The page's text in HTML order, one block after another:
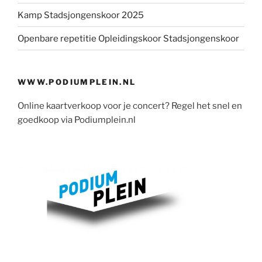
Kamp Stadsjongenskoor 2025
Openbare repetitie Opleidingskoor Stadsjongenskoor
WWW.PODIUMPLEIN.NL
Online kaartverkoop voor je concert? Regel het snel en
goedkoop via Podiumplein.nl